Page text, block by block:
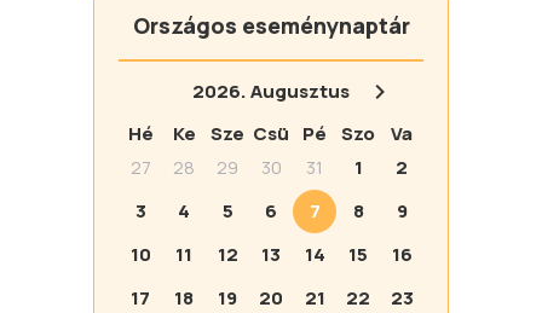
Országos eseménynaptár
2026.Augusztus
Hé
Ke Sze Csü Pé Szo
Va
27
28 29 30 31 1
2
3
4 5 6 7 8
9
10
11 12 13 14 15
16
17
18 19 20 21 22 23